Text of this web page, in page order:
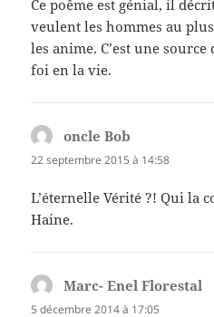
Ce poême est génial, il
veulent les hommes au
les anime. C’est une
foi en la vie.
oncle Bob
22 septembre 2015 à 14:58
L’éternelle Vérité ?! Qui la
Haine.
Marc- Enel Florestal
5 décembre 2014 à 17:05